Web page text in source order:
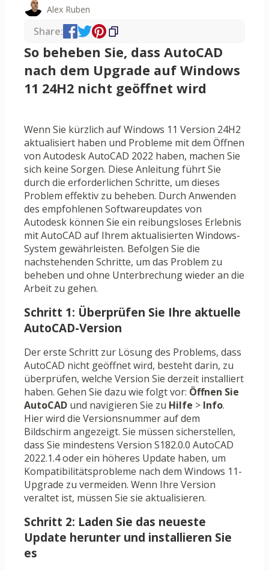
Alex Ruben
Share:
So beheben Sie, dass AutoCAD
nach dem Upgrade auf Windows
11 24H2 nicht geöffnet wird
Wenn Sie kürzlich auf Windows 11 Version 24H2
aktualisiert haben und Probleme mit dem Öffnen
von Autodesk AutoCAD 2022 haben, machen Sie
sich keine Sorgen. Diese Anleitung führt Sie
durch die erforderlichen Schritte, um dieses
Problem effektiv zu beheben. Durch Anwenden
des empfohlenen Softwareupdates von
Autodesk können Sie ein reibungsloses Erlebnis
mit AutoCAD auf Ihrem aktualisierten Windows-
System gewährleisten. Befolgen Sie die
nachstehenden Schritte, um das Problem zu
beheben und ohne Unterbrechung wieder an die
Arbeit zu gehen.
Schritt 1: Überprüfen Sie Ihre aktuelle
AutoCAD-Version
Der erste Schritt zur Lösung des Problems, dass
AutoCAD nicht geöffnet wird, besteht darin, zu
überprüfen, welche Version Sie derzeit installiert
haben. Gehen Sie dazu wie folgt vor: Öffnen Sie
AutoCAD und navigieren Sie zu Hilfe > Info.
Hier wird die Versionsnummer auf dem
Bildschirm angezeigt. Sie müssen sicherstellen,
dass Sie mindestens Version S182.0.0 AutoCAD
2022.1.4 oder ein höheres Update haben, um
Kompatibilitätsprobleme nach dem Windows 11-
Upgrade zu vermeiden. Wenn Ihre Version
veraltet ist, müssen Sie sie aktualisieren.
Schritt 2: Laden Sie das neueste
Update herunter und installieren Sie
es